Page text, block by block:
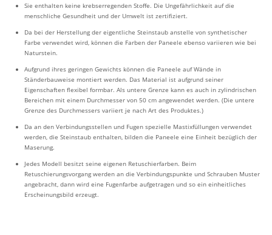
Sie enthalten keine krebserregenden Stoffe. Die Ungefährlichkeit auf die
menschliche Gesundheit und der Umwelt ist zertifiziert.
Da bei der Herstellung der eigentliche Steinstaub anstelle von synthetischer
Farbe verwendet wird, können die Farben der Paneele ebenso variieren wie bei
Naturstein.
Aufgrund ihres geringen Gewichts können die Paneele auf Wände in
Ständerbauweise montiert werden. Das Material ist aufgrund seiner
Eigenschaften flexibel formbar. Als untere Grenze kann es auch in zylindrischen
Bereichen mit einem Durchmesser von 50 cm angewendet werden. (Die untere
Grenze des Durchmessers variiert je nach Art des Produktes.)
Da an den Verbindungsstellen und Fugen spezielle Mastixfüllungen verwendet
werden, die Steinstaub enthalten, bilden die Paneele eine Einheit bezüglich der
Maserung.
Jedes Modell besitzt seine eigenen Retuschierfarben. Beim
Retuschierungsvorgang werden an die Verbindungspunkte und Schrauben Muster
angebracht, dann wird eine Fugenfarbe aufgetragen und so ein einheitliches
Erscheinungsbild erzeugt.